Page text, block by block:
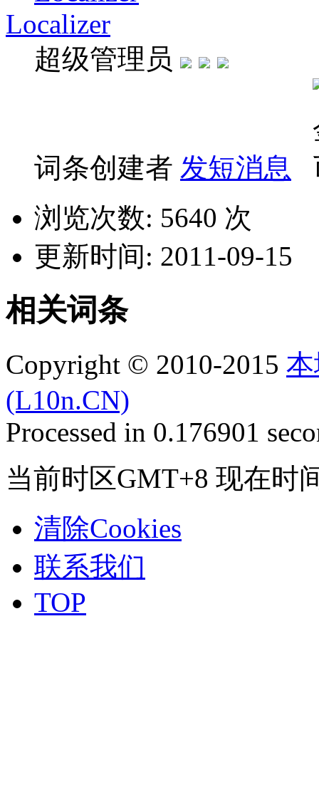
Localizer
超级管理员
词条创建者 发短消息
浏览次数: 5640 次
更新时间: 2011-09-15
相关词条
Copyright © 2010-2015
(L10n.CN)
Processed in 0.176901
当前时区GMT+8 现在时
清除Cookies
联系我们
TOP